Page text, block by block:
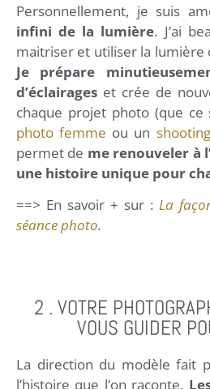
Personnellement, je suis
infini de la lumière. J’ai
maitriser et utiliser la lumière
Je prépare
d’éclairages et crée de
chaque projet photo (que ce
photo femme ou un
permet de me renouveler à
une histoire unique pour
==> En savoir + sur : La
séance photo.
2 . VOTRE
VOUS GUIDER
La direction du modèle fait
l’histoire que l’on raconte.